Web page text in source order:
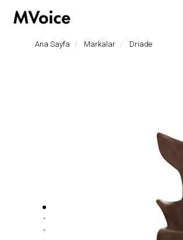
Ana Sayfa Markalar Driade